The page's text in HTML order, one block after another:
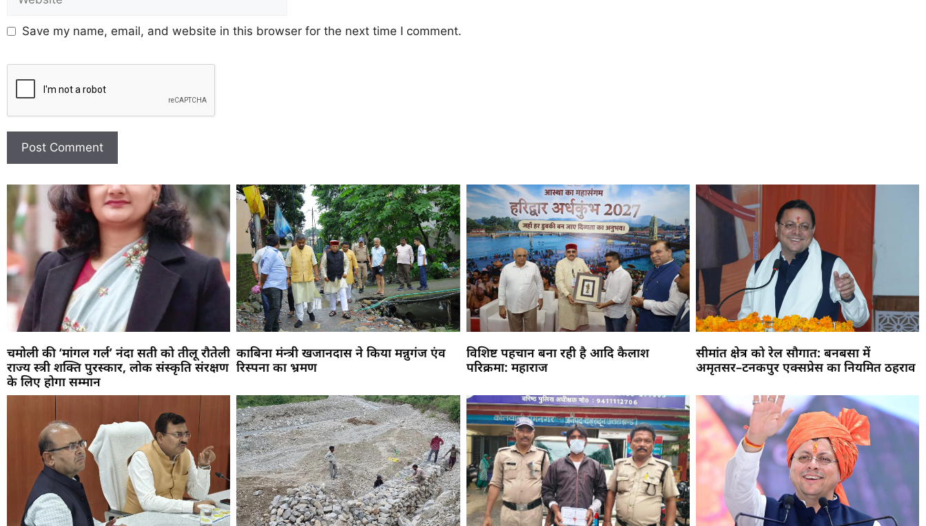
Save my name, email, and website in this browser for the next time I comment.
चमोली की ‘मांगल गर्ल’ नंदा सती को तीलू रौतेली
राज्य स्त्री शक्ति पुरस्कार, लोक संस्कृति संरक्षण
के लिए होगा सम्मान
काबिना मंन्त्री खजानदास ने किया मन्नुगंज एंव
रिस्पना का भ्रमण
विशिष्ट पहचान बना रही है आदि कैलाश
परिक्रमा: महाराज
सीमांत क्षेत्र को रेल सौगात: बनबसा में
अमृतसर–टनकपुर एक्सप्रेस का नियमित ठहराव